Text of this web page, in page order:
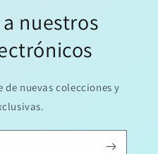
nuestros
de nuevas colecciones y